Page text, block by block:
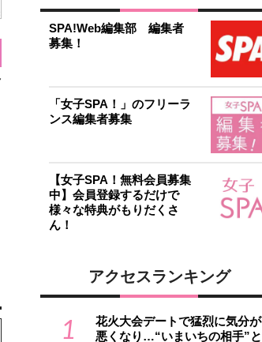
SPA!Web編集部 編集者
募集！
「女子SPA！」のフリーラ
ンス編集者募集
【女子SPA！無料会員募集
中】会員登録するだけで
様々な特典がもりだくさ
ん！
アクセスランキング
1
花火大会デートで猛烈に気分が
悪くなり…“いまいちの相手”と